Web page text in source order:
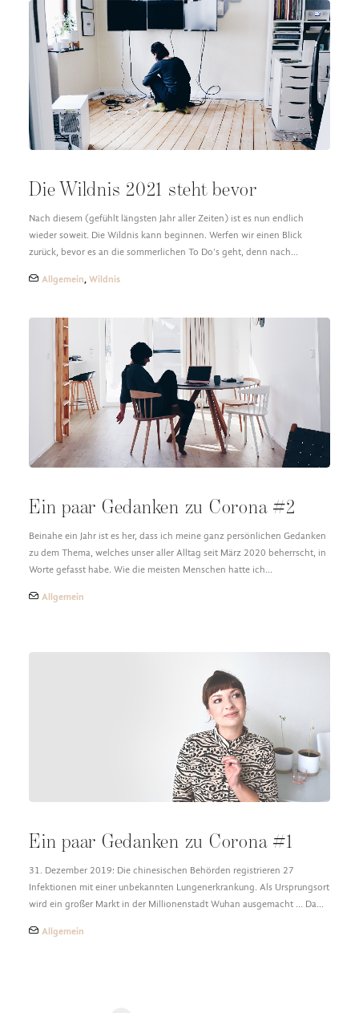
Die Wildnis 2021 steht bevor
Nach diesem (gefühlt längsten Jahr aller Zeiten) ist es nun endlich
wieder soweit. Die Wildnis kann beginnen. Werfen wir einen Blick
zurück, bevor es an die sommerlichen To Do’s geht, denn nach…
Allgemein, Wildnis
Ein paar Gedanken zu Corona #2
Beinahe ein Jahr ist es her, dass ich meine ganz persönlichen Gedanken
zu dem Thema, welches unser aller Alltag seit März 2020 beherrscht, in
Worte gefasst habe. Wie die meisten Menschen hatte ich…
Allgemein
Ein paar Gedanken zu Corona #1
31. Dezember 2019: Die chinesischen Behörden registrieren 27
Infektionen mit einer unbekannten Lungenerkrankung. Als Ursprungsort
wird ein großer Markt in der Millionenstadt Wuhan ausgemacht ... Da…
Allgemein